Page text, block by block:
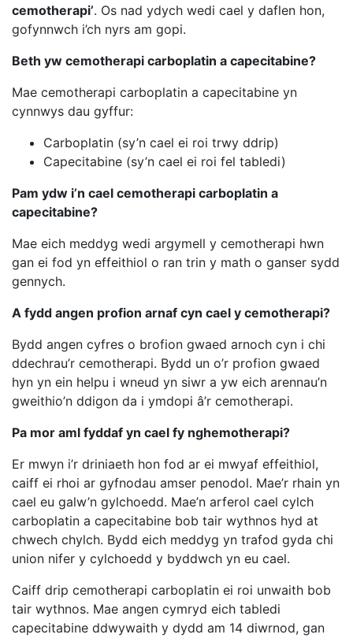
cemotherapi’. Os nad ydych wedi cael y daflen hon,
gofynnwch i’ch nyrs am gopi.
Beth yw cemotherapi carboplatin a capecitabine?
Mae cemotherapi carboplatin a capecitabine yn
cynnwys dau gyffur:
Carboplatin (sy’n cael ei roi trwy ddrip)
Capecitabine (sy’n cael ei roi fel tabledi)
Pam ydw i’n cael cemotherapi carboplatin a
capecitabine?
Mae eich meddyg wedi argymell y cemotherapi hwn
gan ei fod yn effeithiol o ran trin y math o ganser sydd
gennych.
A fydd angen profion arnaf cyn cael y cemotherapi?
Bydd angen cyfres o brofion gwaed arnoch cyn i chi
ddechrau’r cemotherapi. Bydd un o’r profion gwaed
hyn yn ein helpu i wneud yn siwr a yw eich arennau’n
gweithio’n ddigon da i ymdopi â’r cemotherapi.
Pa mor aml fyddaf yn cael fy nghemotherapi?
Er mwyn i’r driniaeth hon fod ar ei mwyaf effeithiol,
caiff ei rhoi ar gyfnodau amser penodol. Mae’r rhain yn
cael eu galw’n gylchoedd. Mae’n arferol cael cylch
carboplatin a capecitabine bob tair wythnos hyd at
chwech chylch. Bydd eich meddyg yn trafod gyda chi
union nifer y cylchoedd y byddwch yn eu cael.
Caiff drip cemotherapi carboplatin ei roi unwaith bob
tair wythnos. Mae angen cymryd eich tabledi
capecitabine ddwywaith y dydd am 14 diwrnod, gan